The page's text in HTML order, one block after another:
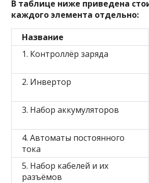
В таблице ниже приведена
каждого элемента отдельно:
Название
1. Контроллёр заряда
2. Инвертор
3. Набор аккумуляторов
4. Автоматы постоянного
тока
5. Набор кабелей и их
разъёмов